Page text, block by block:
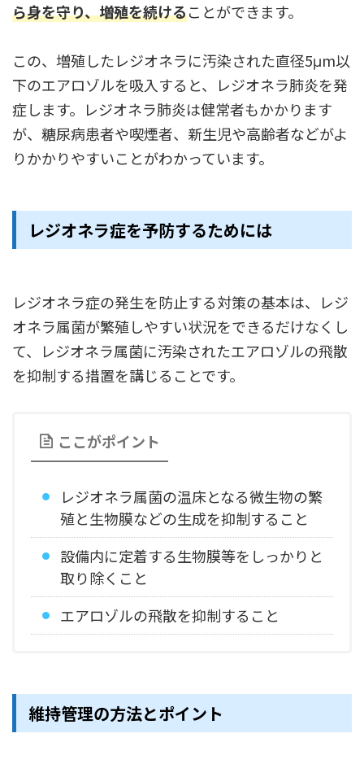
ら身を守り、増殖を続けることができます。
この、増殖したレジオネラに汚染された直径5μm以
下のエアロゾルを吸入すると、レジオネラ肺炎を発
症します。レジオネラ肺炎は健常者もかかります
が、糖尿病患者や喫煙者、新生児や高齢者などがよ
りかかりやすいことがわかっています。
レジオネラ症を予防するためには
レジオネラ症の発生を防止する対策の基本は、レジ
オネラ属菌が繁殖しやすい状況をできるだけなくし
て、レジオネラ属菌に汚染されたエアロゾルの飛散
を抑制する措置を講じることです。
ここがポイント
レジオネラ属菌の温床となる微生物の繁
殖と生物膜などの生成を抑制すること
設備内に定着する生物膜等をしっかりと
取り除くこと
エアロゾルの飛散を抑制すること
維持管理の方法とポイント